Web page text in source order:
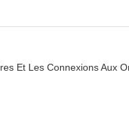
Et Les Connexions Aux